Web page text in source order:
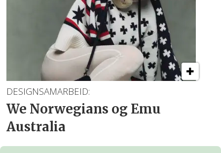
DESIGNSAMARBEID:
We Norwegians og Emu
Australia